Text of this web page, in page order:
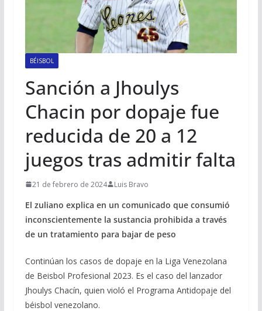
BÉISBOL
Sanción a Jhoulys
Chacin por dopaje fue
reducida de 20 a 12
juegos tras admitir falta
21 de febrero de 2024 Luis Bravo
El zuliano explica en un comunicado que consumió
inconscientemente la sustancia prohibida a través
de un tratamiento para bajar de peso
Continúan los casos de dopaje en la Liga Venezolana
de Beisbol Profesional 2023. Es el caso del lanzador
Jhoulys Chacín, quien violó el Programa Antidopaje del
béisbol venezolano.